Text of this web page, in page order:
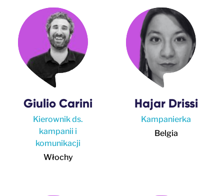
Giulio Carini
Kierownik ds.
kampanii i
komunikacji
Włochy
Hajar Drissi
Kampanierka
Belgia